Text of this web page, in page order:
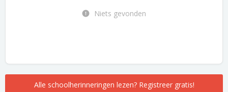
Niets gevonden
Alle schoolherinneringen lezen? Registreer gratis!